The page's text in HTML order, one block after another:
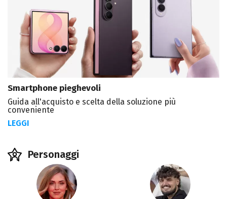
Smartphone pieghevoli
Guida all'acquisto e scelta della soluzione più
conveniente
LEGGI
Personaggi